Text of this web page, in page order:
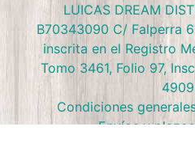
LUICAS DREAM
B70343090 C/ Falperra
inscrita en el Registro
Tomo 3461, Folio 97,
Condiciones
Envíos y